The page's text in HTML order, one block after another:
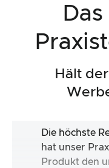
Hält
Die höchste
hat unser
Produkt den